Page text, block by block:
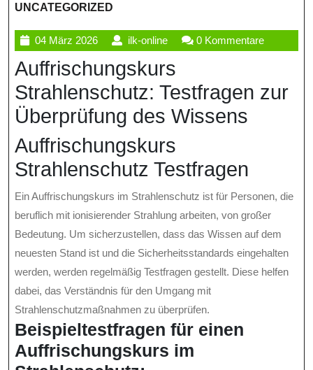
UNCATEGORIZED
04 März 202604
März
2026
ilk-onlineilk-
online
0 Kommentare
Auffrischungskurs
Strahlenschutz: Testfragen zur
Überprüfung des Wissens
Auffrischungskurs
Strahlenschutz Testfragen
Ein Auffrischungskurs im Strahlenschutz ist für Personen, die
beruflich mit ionisierender Strahlung arbeiten, von großer
Bedeutung. Um sicherzustellen, dass das Wissen auf dem
neuesten Stand ist und die Sicherheitsstandards eingehalten
werden, werden regelmäßig Testfragen gestellt. Diese helfen
dabei, das Verständnis für den Umgang mit
Strahlenschutzmaßnahmen zu überprüfen.
Beispieltestfragen für einen
Auffrischungskurs im